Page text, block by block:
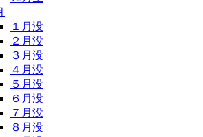
１月没
２月没
３月没
４月没
５月没
６月没
７月没
８月没